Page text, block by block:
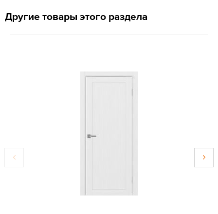
Другие товары этого раздела